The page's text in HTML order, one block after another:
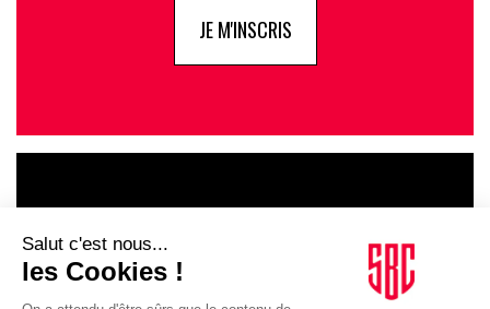
JE M'INSCRIS
INFLUENCIA